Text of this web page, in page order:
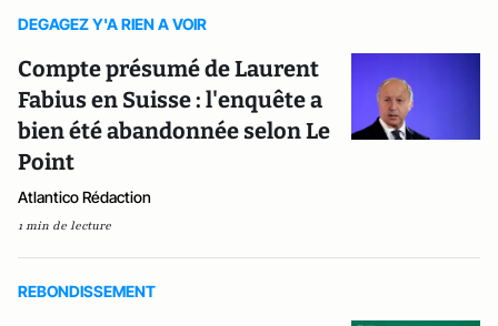
DEGAGEZ Y'A RIEN A VOIR
Compte présumé de Laurent
Fabius en Suisse : l'enquête a
bien été abandonnée selon Le
Point
Atlantico Rédaction
1 min de lecture
REBONDISSEMENT